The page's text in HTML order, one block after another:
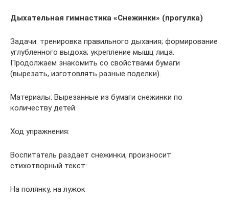
Дыхательная гимнастика «Снежинки» (прогулка)
Задачи: тренировка правильного дыхания; формирование
углубленного выдоха; укрепление мышц лица.
Продолжаем знакомить со свойствами бумаги
(вырезать, изготовлять разные поделки).
Материалы: Вырезанные из бумаги снежинки по
количеству детей.
Ход упражнения:
Воспитатель раздает снежинки, произносит
стихотворный текст:
На полянку, на лужок